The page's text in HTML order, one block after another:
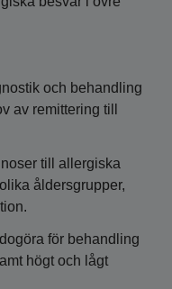
och behandling
av remittering till
till allergiska
åldersgrupper,
för behandling
högt och lågt